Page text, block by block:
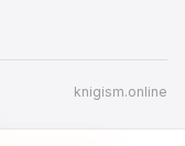
knigism.online